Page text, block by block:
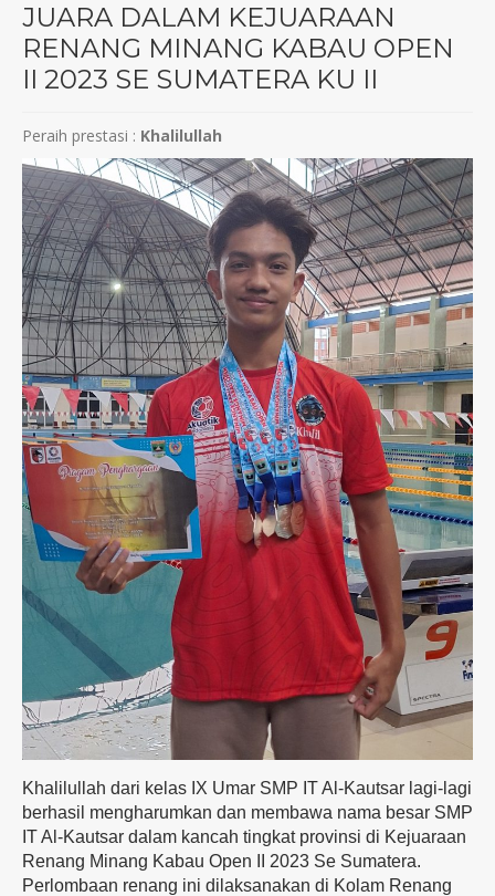
JUARA DALAM KEJUARAAN
RENANG MINANG KABAU OPEN
II 2023 SE SUMATERA KU II
Peraih prestasi : Khalilullah
Khalilullah dari kelas IX Umar SMP IT Al-Kautsar lagi-lagi
berhasil mengharumkan dan membawa nama besar SMP
IT Al-Kautsar dalam kancah tingkat provinsi di Kejuaraan
Renang Minang Kabau Open II 2023 Se Sumatera.
Perlombaan renang ini dilaksanakan di Kolam Renang